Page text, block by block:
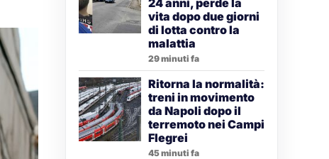
24 anni, perde la
vita dopo due giorni
di lotta contro la
malattia
29 minuti fa
Ritorna la normalità:
treni in movimento
da Napoli dopo il
terremoto nei Campi
Flegrei
45 minuti fa